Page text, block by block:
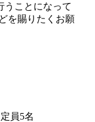
うことになって
を賜りたくお願
員5名